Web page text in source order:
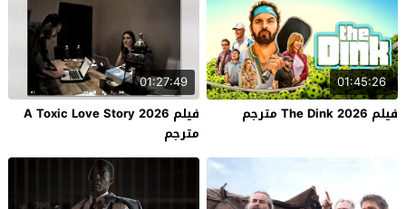
01:45:26
فيلم The Dink 2026 مترجم
01:27:49
فيلم A Toxic Love Story 2026
مترجم